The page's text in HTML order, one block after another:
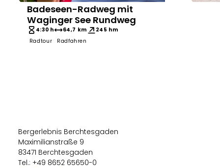
Bergerlebnis Berchtesgaden
Badeseen-Radweg mit
Waginger See Rundweg
4:30 h 64,7 km
245 hm
Radtour
Radfahren
Bergerlebnis Berchtesgaden
Maximilianstraße 9
83471 Berchtesgaden
Tel.: +49 8652 65650-0